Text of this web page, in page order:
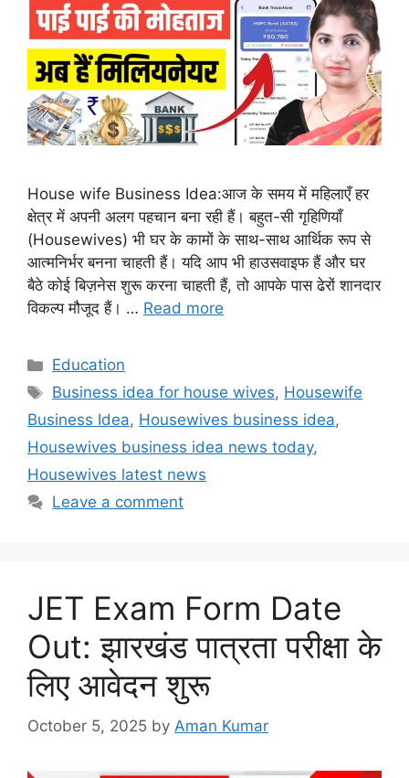
House wife Business Idea:आज के समय में महिलाएँ हर
क्षेत्र में अपनी अलग पहचान बना रही हैं। बहुत-सी गृहिणियाँ
(Housewives) भी घर के कामों के साथ-साथ आर्थिक रूप से
आत्मनिर्भर बनना चाहती हैं। यदि आप भी हाउसवाइफ हैं और घर
बैठे कोई बिज़नेस शुरू करना चाहती हैं, तो आपके पास ढेरों शानदार
विकल्प मौजूद हैं। … Read more
Categories
Education
Tags
Business idea for house wives, Housewife
Business Idea, Housewives business idea,
Housewives business idea news today,
Housewives latest news
Leave a comment
JET Exam Form Date
Out: झारखंड पात्रता परीक्षा के
लिए आवेदन शुरू
October 5, 2025 by Aman Kumar